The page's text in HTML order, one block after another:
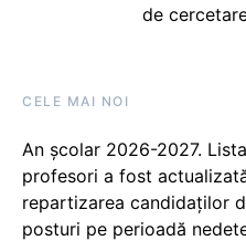
de
CELE MAI NOI
An școlar 2026-2027.
profesori a fost
repartizarea candidaților
posturi pe perioadă